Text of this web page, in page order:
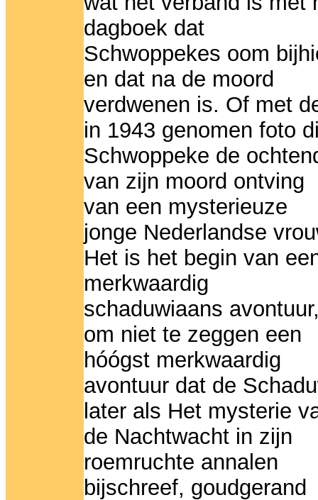
dagboek dat
Schwoppekes oom
en dat na de moord
verdwenen is. Of met
in 1943 genomen foto
Schwoppeke de
van zijn moord ontving
van een mysterieuze
jonge Nederlandse
Het is het begin van
merkwaardig
schaduwiaans
om niet te zeggen een
hóógst merkwaardig
avontuur dat de
later als Het mysterie
de Nachtwacht in zijn
roemruchte annalen
bijschreef, goudgerand